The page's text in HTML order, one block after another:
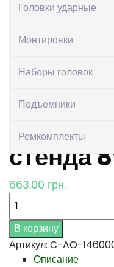
Головки ударные
Монтировки
Наборы головок
Подъемники
Ремкомплекты
стенда
663.00 грн.
Количество
В корзину
Артикул: C-AO-
Описание